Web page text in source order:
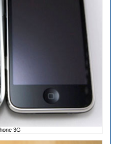
3G